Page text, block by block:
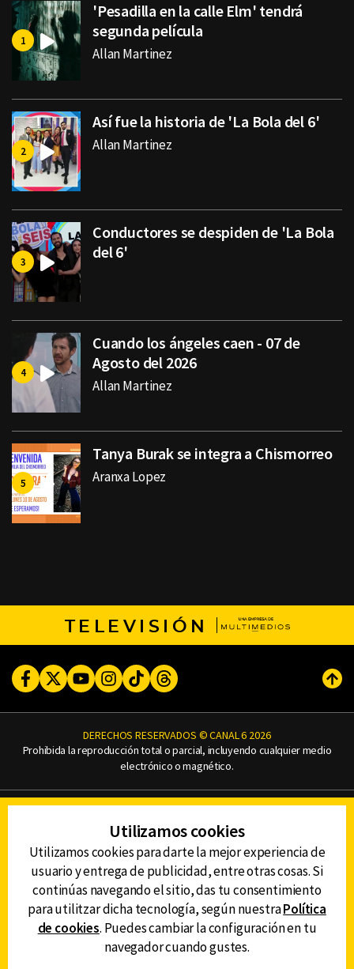
'Pesadilla en la calle Elm' tendrá
segunda película
Allan Martinez
Así fue la historia de 'La Bola del 6'
Allan Martinez
Conductores se despiden de 'La Bola
del 6'
Cuando los ángeles caen - 07 de
Agosto del 2026
Allan Martinez
Tanya Burak se integra a Chismorreo
Aranxa Lopez
TELEVISIÓN
FacebookTwitterYoutubeInstagram
TikTokThreads
DERECHOS RESERVADOS © CANAL 6 2026
Prohibida la reproducción total o parcial, incluyendo cualquier medio
electrónico o magnético.
AVISO DE PRIVACIDAD
AVISO LEGAL
DEFENSORÍA DE LAS AUDIENCIAS
DESCARGA LA APP DE CANAL 6
Utilizamos cookies
Utilizamos cookies para darte la mejor experiencia de
usuario y entrega de publicidad, entre otras cosas. Si
continúas navegando el sitio, das tu consentimiento
para utilitzar dicha tecnología, según nuestraPolítica
de cookies. Puedes cambiar la configuración en tu
navegador cuando gustes.